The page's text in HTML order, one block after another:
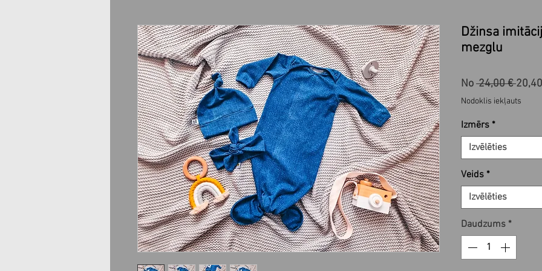
Džinsa
mezglu
No 24,00 €
cena
Nodoklis iekļauts
Izmērs *
Izvēlēties
Veids *
Izvēlēties
Daudzums *